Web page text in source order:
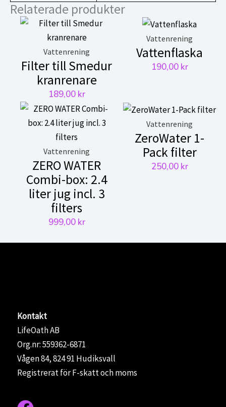
Relaterade produkter
Vattenrening
Filter till Smedur
kranrenare
189,00 kr
Vattenrening
Vattenflaska
190,00 kr
Vattenrening
ZERO WATER
Combi-box: 2.4
liter jug incl. 3
filters
999,00 kr
Vattenrening
ZeroWater 1-
Pack filter
250,00 kr
Kontakt
LifeOath AB
Org.nr: 559362-6871
Vågen 84, 824 91 Hudiksvall
Registrerat för F-skatt och moms